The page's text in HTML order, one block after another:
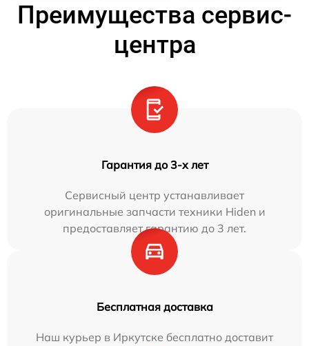
Преимущества сервис-
центра
Гарантия до 3-х лет
Сервисный центр устанавливает
оригинальные запчасти техники Hiden и
предоставляет гарантию до 3 лет.
Бесплатная доставка
Наш курьер в Иркутске бесплатно доставит